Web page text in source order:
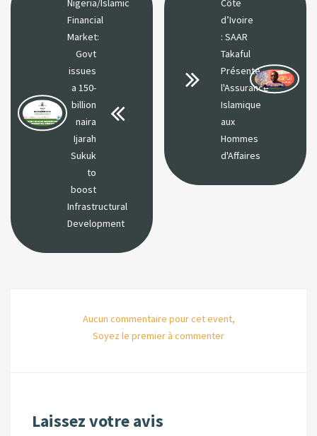
Nigeria/Islamic
Financial
Market:
Govt
issues
a 150-
billion
naira
Ijarah
Sukuk
to
boost
Infrastructural
Development
Côte
d’Ivoire
: SAAR
Takaful
Présente
l'Assurance
Islamique
aux
Hommes
d'Affaires
Aucun commentaire pour cet event,
Soyez le premier à commenter
Laissez votre avis